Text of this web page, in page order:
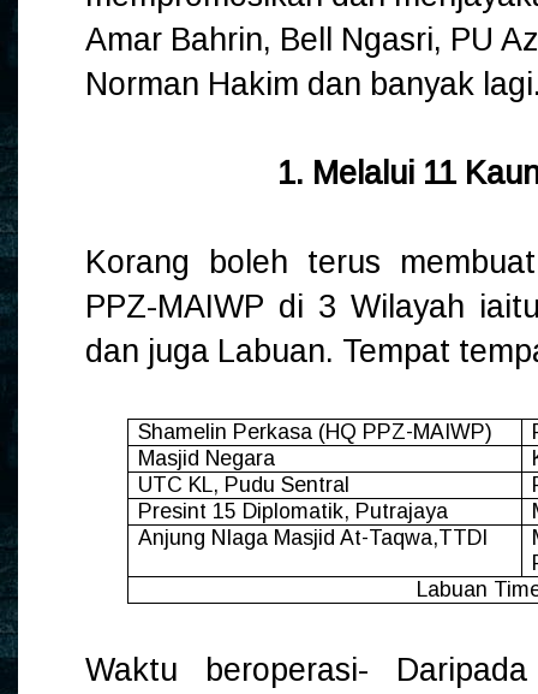
Amar Bahrin, Bell Ngasri, PU
Norman Hakim dan banyak
1. Melalui 11
Korang boleh terus
PPZ-MAIWP di 3 Wilayah
dan juga Labuan. Tempat
Shamelin Perkasa (HQ PPZ-MAIWP)
Masjid Negara
UTC KL, Pudu Sentral
Presint 15 Diplomatik, Putrajaya
Anjung NIaga Masjid At-Taqwa,TTDI
Labuan
Waktu beroperasi-